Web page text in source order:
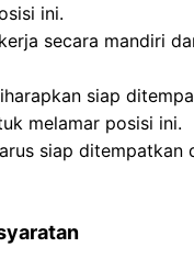
ini.
secara mandiri
siap
melamar posisi ini.
siap ditempatkan